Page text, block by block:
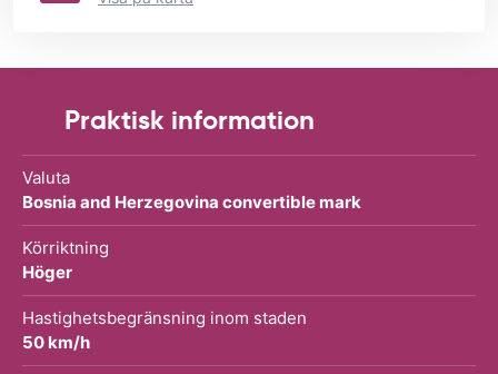
Praktisk information
Valuta
Bosnia and Herzegovina convertible mark
Körriktning
Höger
Hastighetsbegränsning inom staden
50 km/h